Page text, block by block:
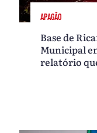
APAGÃO
Base de
Municipal
relatório